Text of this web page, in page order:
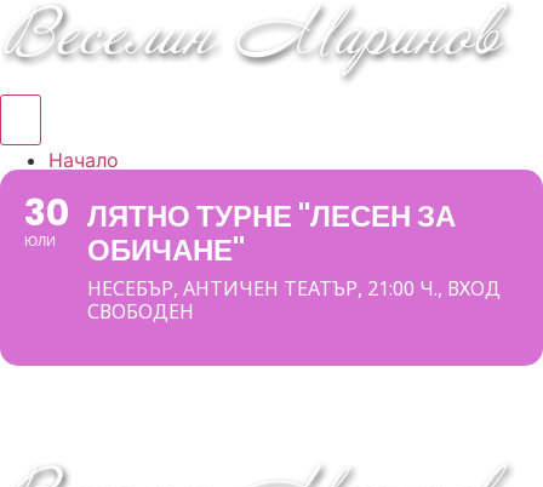
Начало
Концерти
DVD/VHS
Книга
За мен
30
ЮЛИ
ЛЯТНО ТУРНЕ "ЛЕСЕН ЗА
ОБИЧАНЕ"
НЕСЕБЪР, АНТИЧЕН ТЕАТЪР, 21:00 Ч., ВХОД
СВОБОДЕН